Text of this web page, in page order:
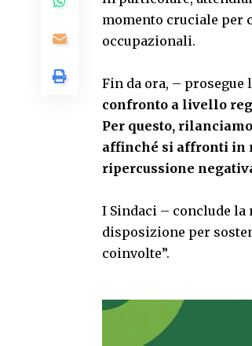
momento cruciale
occupazionali.
Fin da ora, – prosegue
confronto a livello
Per questo,
affinché si affronti in
ripercussione
I Sindaci – conclude la
disposizione per
coinvolte”.